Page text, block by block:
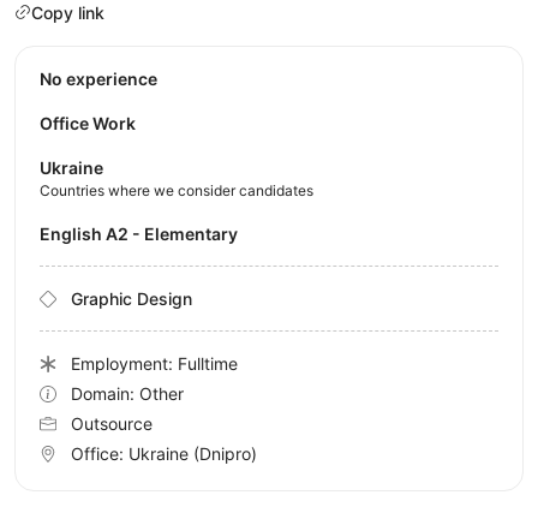
Copy link
No experience
Office Work
Ukraine
Countries where we consider candidates
English A2 - Elementary
Graphic Design
Employment: Fulltime
Domain: Other
Outsource
Office: Ukraine (Dnipro)